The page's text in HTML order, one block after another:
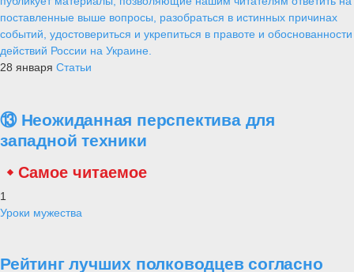
поставленные выше вопросы, разобраться в истинных причинах
событий, удостовериться и укрепиться в правоте и обоснованности
действий России на Украине.
28 января Статьи
⑬ Неожиданная перспектива для
западной техники
Самое читаемое
1
Уроки мужества
Рейтинг лучших полководцев согласно